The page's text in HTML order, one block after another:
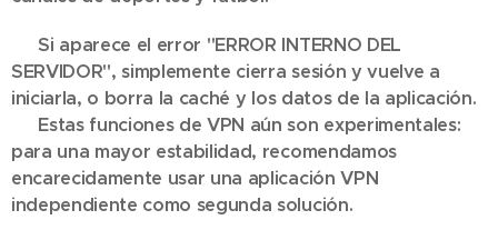
🛠 Si aparece el error "ERROR INTERNO DEL
SERVIDOR", simplemente cierra sesión y vuelve a
iniciarla, o borra la caché y los datos de la aplicación.
💡 Estas funciones de VPN aún son experimentales:
para una mayor estabilidad, recomendamos
encarecidamente usar una aplicación VPN
independiente como segunda solución.